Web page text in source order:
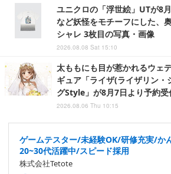
ユニクロの「浮世絵」UTが8
など妖怪をモチーフにした、
シャレ 3枚目の写真・画像
2026.08.08 Sat 15:10
太ももにも目が惹かれるウェ
ギュア「ライザ(ライザリン・
グStyle」が8月7日より予約受
2026.08.06 Thu 10:15
ゲームテスター/未経験OK/研修充実/か
20~30代活躍中/スピード採用
株式会社Tetote